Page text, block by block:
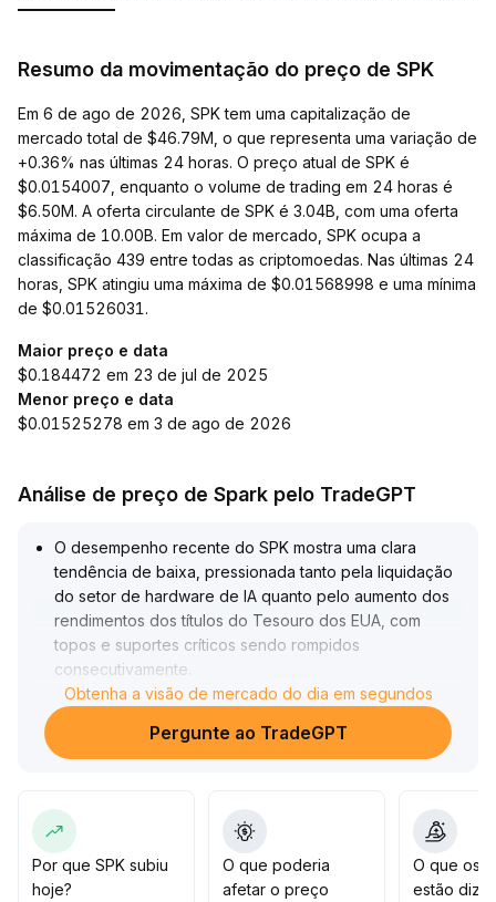
Resumo da movimentação do preço de SPK
Em 6 de ago de 2026, SPK tem uma capitalização de
mercado total de $46.79M, o que representa uma variação de
+0.36% nas últimas 24 horas. O preço atual de SPK é
$0.0154007, enquanto o volume de trading em 24 horas é
$6.50M. A oferta circulante de SPK é 3.04B, com uma oferta
máxima de 10.00B. Em valor de mercado, SPK ocupa a
classificação 439 entre todas as criptomoedas. Nas últimas 24
horas, SPK atingiu uma máxima de $0.01568998 e uma mínima
de $0.01526031.
Maior preço e data
$0.184472 em 23 de jul de 2025
Menor preço e data
$0.01525278 em 3 de ago de 2026
Análise de preço de Spark pelo TradeGPT
O desempenho recente do SPK mostra uma clara
tendência de baixa, pressionada tanto pela liquidação
do setor de hardware de IA quanto pelo aumento dos
rendimentos dos títulos do Tesouro dos EUA, com
topos e suportes críticos sendo rompidos
consecutivamente
Tecnicamente, no curto prazo, o preço já rompeu a
faixa de 0,0165—0,0168; caso o suporte em 0,0153
não se sustente, pode haver uma queda para 0,0148.
recuperação sustentável depende do aumento
significativo do volume acima de 0,0165 e de uma
melhora na tolerância a risco macroeconômica
Enquanto as incertezas geopolíticas e do mercado de
Obtenha a visão de mercado do dia em segundos
Pergunte ao TradeGPT
Por que SPK subiu
hoje?
O que poderia
afetar o preço
O que os
estão